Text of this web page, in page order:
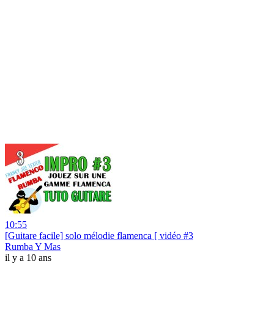
10:55
[Guitare facile] solo mélodie flamenca [ vidéo #3
Rumba Y Mas
il y a 10 ans